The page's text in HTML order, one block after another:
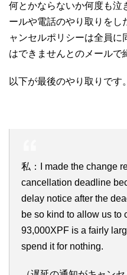
何とかならないか何度も泣
ールや電話のやり取りをし
ャンセルポリシーは全員に
はできませんとのメールで
以下が最後のやり取りです。
私：I made the change
cancellation deadline
delay notice after the
be so kind to allow us to
93,000XPF is a fairly
spend it for nothing.